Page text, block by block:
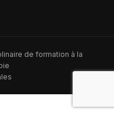
de formation à la